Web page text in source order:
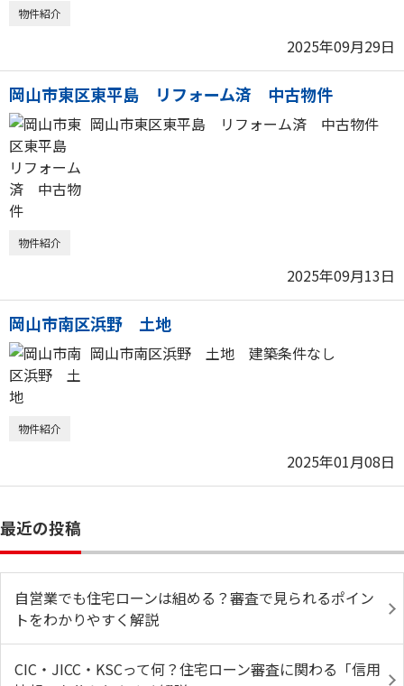
物件紹介
2025年09月29日
岡山市東区東平島 リフォーム済 中古物件
岡山市東区東平島 リフォーム済 中古物件
物件紹介
2025年09月13日
岡山市南区浜野 土地
岡山市南区浜野 土地 建築条件なし
物件紹介
2025年01月08日
最近の投稿
自営業でも住宅ローンは組める？審査で見られるポイン
トをわかりやすく解説
CIC・JICC・KSCって何？住宅ローン審査に関わる「信用